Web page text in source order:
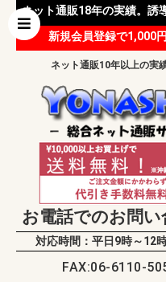
ネット通販18年の実績。誘
ーブル等 様々な資材
新規会員登録で1,000
ネット通販10年以上の実
お電話でのお問
対応時間：平日9時～12
FAX:06-6110-